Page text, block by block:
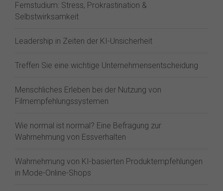
Fernstudium: Stress, Prokrastination &
Selbstwirksamkeit
Leadership in Zeiten der KI-Unsicherheit
Treffen Sie eine wichtige Unternehmensentscheidung
Menschliches Erleben bei der Nutzung von
Filmempfehlungssystemen
Wie normal ist normal? Eine Befragung zur
Wahrnehmung von Essverhalten
Wahrnehmung von KI-basierten Produktempfehlungen
in Mode-Online-Shops